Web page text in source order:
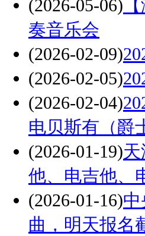
(2026-05-06)
奏音乐会
(2026-02-09)
(2026-02-05)
(2026-02-04)
电贝斯有（爵
(2026-01-19)
他、电吉他、
(2026-01-16)
曲，明天报名